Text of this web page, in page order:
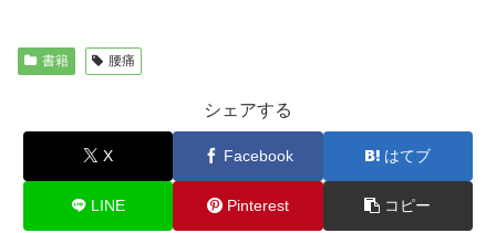
書籍 腰痛
シェアする
X Facebook はてブ
LINE Pinterest コピー